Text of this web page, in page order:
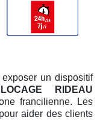
un dispositif
RIDEAU
francilienne. Les
aider des clients